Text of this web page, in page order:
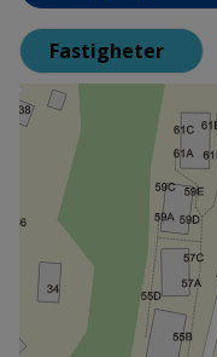
Fastigheter